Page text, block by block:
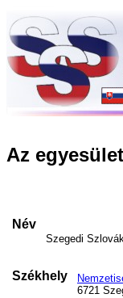
Az egyesület
Név
Szegedi
Székhely
6721